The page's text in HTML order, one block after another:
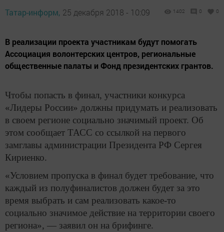
Татар-информ, 25 декабря 2018 - 10:09 1402 0 0
В реализации проекта участникам будут помогать
Ассоциация волонтерских центров, региональные
общественные палаты и Фонд президентских грантов.
Чтобы попасть в финал, участники конкурса
«Лидеры России» должны придумать и реализовать
в своем регионе социально значимый проект. Об
этом сообщает ТАСС со ссылкой на первого
замглавы администрации Президента РФ Сергея
Кириенко.
«Условием пропуска в финал будет требование, что
каждый из полуфиналистов должен будет за это
время выбрать и сам реализовать какое-то
социально значимое действие на территории своего
региона», — заявил он на брифинге.